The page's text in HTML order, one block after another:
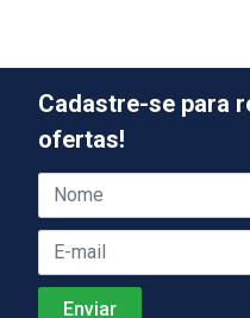
Cadastre-se para
ofertas!